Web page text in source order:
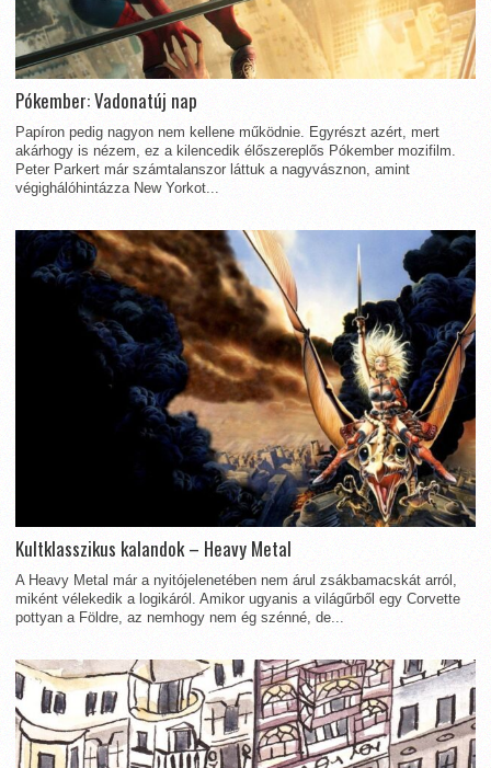
Pókember: Vadonatúj nap
Papíron pedig nagyon nem kellene működnie. Egyrészt azért, mert
akárhogy is nézem, ez a kilencedik élőszereplős Pókember mozifilm.
Peter Parkert már számtalanszor láttuk a nagyvásznon, amint
végighálóhintázza New Yorkot...
Kultklasszikus kalandok – Heavy Metal
A Heavy Metal már a nyitójelenetében nem árul zsákbamacskát arról,
miként vélekedik a logikáról. Amikor ugyanis a világűrből egy Corvette
pottyan a Földre, az nemhogy nem ég szénné, de...